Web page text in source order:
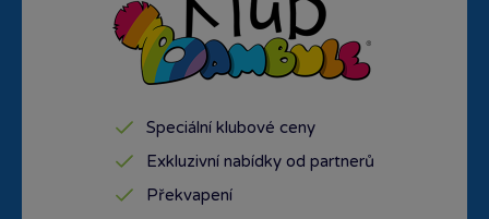
Speciální klubové ceny
Exkluzivní nabídky od partnerů
Překvapení